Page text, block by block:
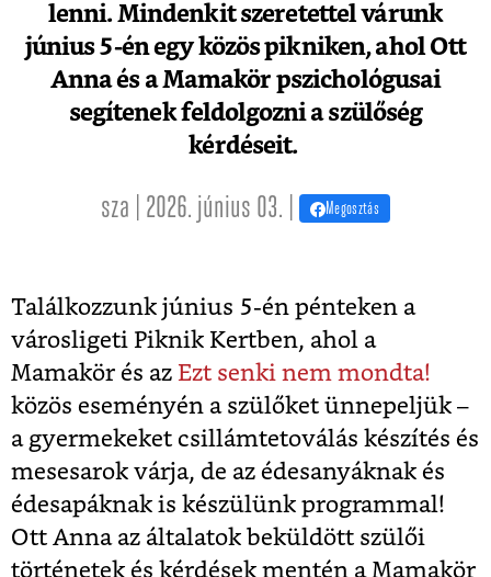
lenni. Mindenkit szeretettel várunk
június 5-én egy közös pikniken, ahol Ott
Anna és a Mamakör pszichológusai
segítenek feldolgozni a szülőség
kérdéseit.
sza | 2026. június 03. | Megosztás
Találkozzunk június 5-én pénteken a
városligeti Piknik Kertben, ahol a
Mamakör és az Ezt senki nem mondta!
közös eseményén a szülőket ünnepeljük –
a gyermekeket csillámtetoválás készítés és
mesesarok várja, de az édesanyáknak és
édesapáknak is készülünk programmal!
Ott Anna az általatok beküldött szülői
történetek és kérdések mentén a Mamakör